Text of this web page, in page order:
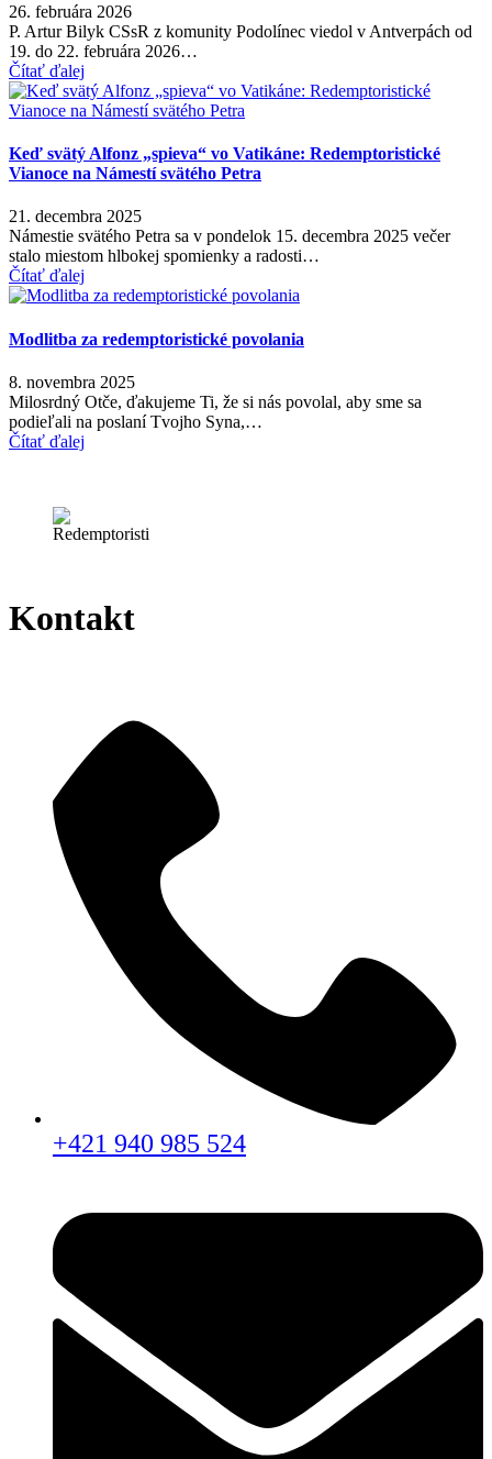
26. februára 2026
P. Artur Bilyk CSsR z komunity Podolínec viedol v Antverpách od
19. do 22. februára 2026…
Čítať ďalej
Keď svätý Alfonz „spieva“ vo Vatikáne: Redemptoristické
Vianoce na Námestí svätého Petra
21. decembra 2025
Námestie svätého Petra sa v pondelok 15. decembra 2025 večer
stalo miestom hlbokej spomienky a radosti…
Čítať ďalej
Modlitba za redemptoristické povolania
8. novembra 2025
Milosrdný Otče, ďakujeme Ti, že si nás povolal, aby sme sa
podieľali na poslaní Tvojho Syna,…
Čítať ďalej
Kontakt
+421 940 985 524